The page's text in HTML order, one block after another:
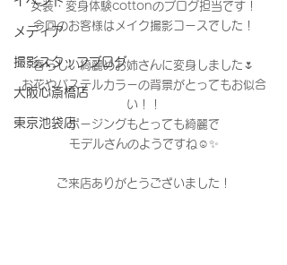
メディア
撮影スタッフブログ
大阪心斎橋店
東京池袋店
女装・変身体験cottonのブログ担当です！
今回のお客様はメイク撮影コースでした！
春らしい綺麗めお姉さんに変身しました🌷
お花やパステルカラーの背景がとってもお似合
い！！
ポージングもとっても綺麗で
モデルさんのようですね☺️✨
ご来店ありがとうございました！